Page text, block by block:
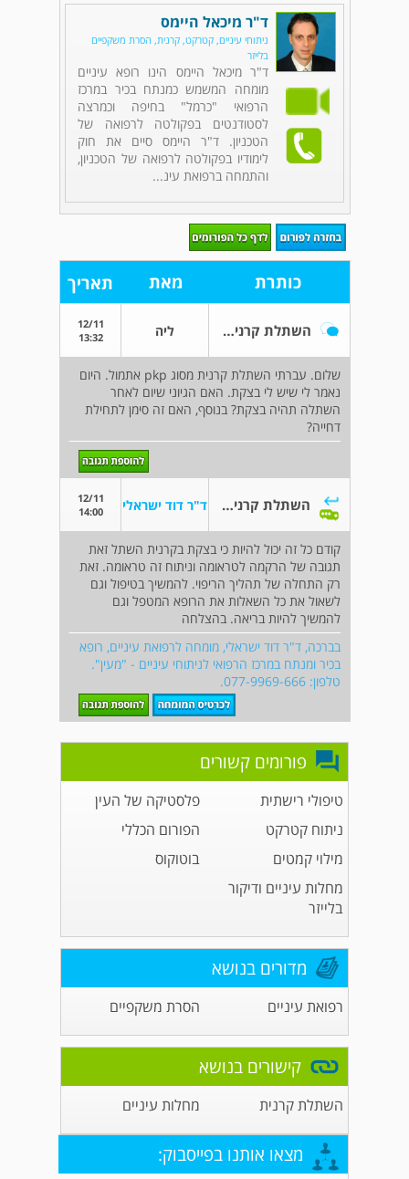
ד"ר מיכאל היימס
ניתוחי עיניים, קטרקט, קרנית, הסרת משקפיים
בלייזר
ד"ר מיכאל היימס הינו רופא עיניים
מומחה המשמש כמנתח בכיר במרכז
הרפואי "כרמל" בחיפה וכמרצה
לסטודנטים בפקולטה לרפואה של
הטכניון. ד"ר היימס סיים את חוק
לימודיו בפקולטה לרפואה של הטכניון,
והתמחה ברפואת עינ...
כותרת מאת תאריך
השתלת קרנית pkp ליה
12/11
13:32
שלום. עברתי השתלת קרנית מסוג pkp אתמול. היום
נאמר לי שיש לי בצקת. האם הגיוני שיום לאחר
השתלה תהיה בצקת? בנוסף, האם זה סימן לתחילת
דחייה?
השתלת קרנית pkp ד"ר דוד ישראלי
12/11
14:00
קודם כל זה יכול להיות כי בצקת בקרנית השתל זאת
תגובה של הרקמה לטראומה וניתוח זה טראומה. זאת
רק התחלה של תהליך הריפוי. להמשיך בטיפול וגם
לשאול את כל השאלות את הרופא המטפל וגם
להמשיך להיות בריאה. בהצלחה
בברכה, ד"ר דוד ישראלי, מומחה לרפואת עיניים, רופא
בכיר ומנתח במרכז הרפואי לניתוחי עיניים - "מעין".
טלפון: 077-9969-666.
פורומים קשורים
טיפולי רישתית
פלסטיקה של העין
ניתוח קטרקט
הפורום הכללי
מילוי קמטים
בוטוקוס
מחלות עיניים ודיקור
בלייזר
מדורים בנושא
רפואת עיניים הסרת משקפיים
קישורים בנושא
השתלת קרנית מחלות עיניים
מצאו אותנו בפייסבוק: